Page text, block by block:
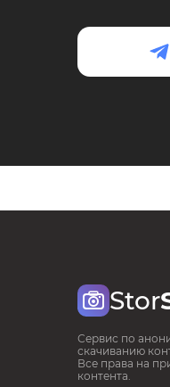
Stor
Сервис по
скачиванию
Все права на
контента.